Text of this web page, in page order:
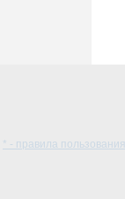
* - правила пользования